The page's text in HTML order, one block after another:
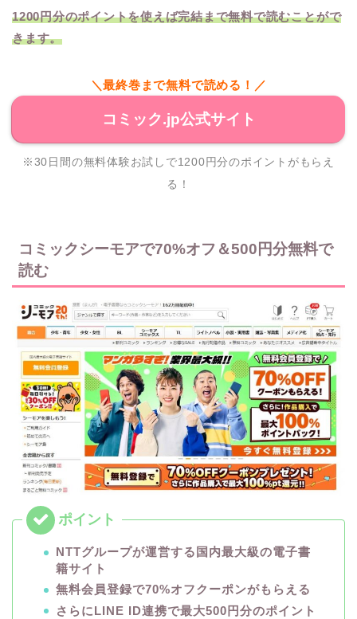
1200円分のポイントを使えば完結まで無料で読むことがで
きます。
＼最終巻まで無料で読める！／
コミック.jp公式サイト
※30日間の無料体験お試しで1200円分のポイントがもらえ
る！
コミックシーモアで70%オフ＆500円分無料で
読む
NTTグループが運営する国内最大級の電子書
籍サイト
無料会員登録で70%オフクーポンがもらえる
さらにLINE ID連携で最大500円分のポイント